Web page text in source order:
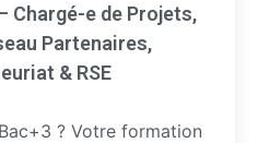
Chargé-e de Projets,
Partenaires,
& RSE
? Votre formation